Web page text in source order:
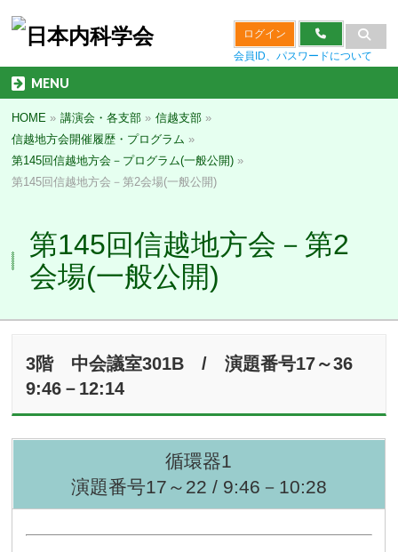
ログイン
会員ID、パスワードについて
MENU
HOME » 講演会・各支部 » 信越支部 »
信越地方会開催履歴・プログラム »
第145回信越地方会－プログラム(一般公開) »
第145回信越地方会－第2会場(一般公開)
第145回信越地方会－第2
会場(一般公開)
3階 中会議室301B / 演題番号17～36
9:46－12:14
循環器1
演題番号17～22 / 9:46－10:28